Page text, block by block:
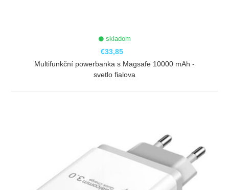
skladom
€33,85
Multifunkční powerbanka s Magsafe 10000 mAh -
svetlo fialova